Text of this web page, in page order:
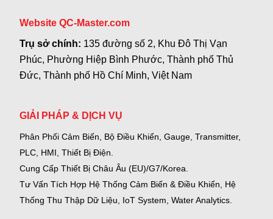
Website QC-Master.com
Trụ sở chính: 135 đường số 2, Khu Đô Thị Vạn
Phúc, Phường Hiệp Bình Phước, Thành phố Thủ
Đức, Thành phố Hồ Chí Minh, Việt Nam
GIẢI PHÁP & DỊCH VỤ
Phân Phối Cảm Biến, Bộ Điều Khiển, Gauge, Transmitter,
PLC, HMI, Thiết Bị Điện.
Cung Cấp Thiết Bị Châu Âu (EU)/G7/Korea.
Tư Vấn Tích Hợp Hệ Thống Cảm Biến & Điều Khiển, Hệ
Thống Thu Thập Dữ Liệu, IoT System, Water Analytics.